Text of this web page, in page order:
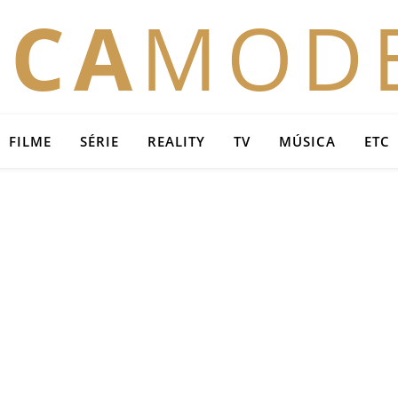
FILME SÉRIE REALITY TV MÚSICA ETC